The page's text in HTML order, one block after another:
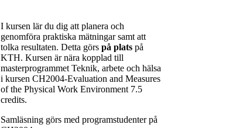
I kursen lär du dig att planera och
genomföra praktiska mätningar samt att
tolka resultaten. Detta görs på plats på
KTH. Kursen är nära kopplad till
masterprogrammet Teknik, arbete och hälsa
i kursen CH2004-Evaluation and Measures
of the Physical Work Environment 7.5
credits.
Samläsning görs med programstudenter på